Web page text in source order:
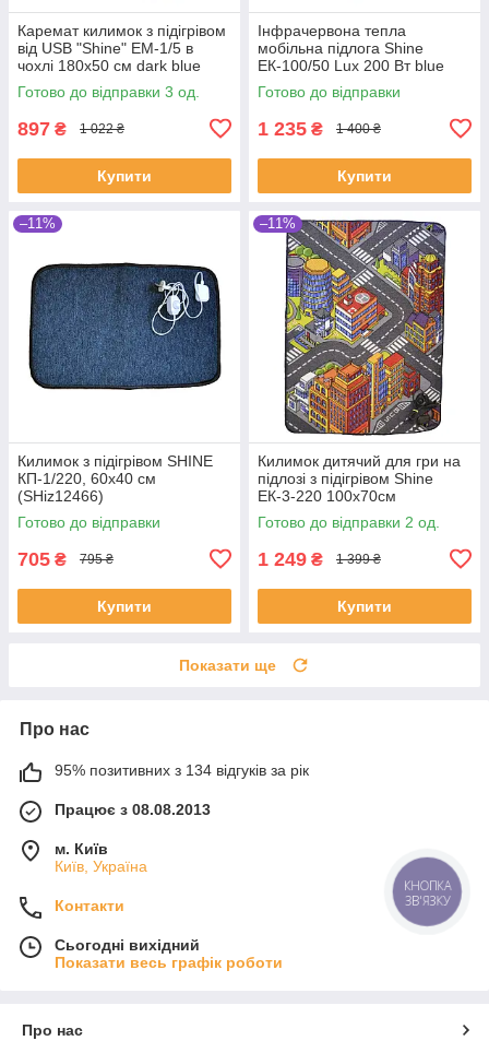
Каремат килимок з підігрівом
від USB "Shine" ЕМ-1/5 в
чохлі 180х50 см dark blue
(SHiz15062)
Готово до відправки 3 од.
897 ₴ 1 022 ₴
Купити
Інфрачервона тепла
мобільна підлога Shine
ЕК-100/50 Lux 200 Вт blue
220 В (SHiz16171)
Готово до відправки
1 235 ₴ 1 400 ₴
Купити
–11%
Килимок з підігрівом SHINE
КП-1/220, 60х40 см
(SHiz12466)
Готово до відправки
705 ₴ 795 ₴
Купити
–11%
Килимок дитячий для гри на
підлозі з підігрівом Shine
ЕК-3-220 100х70см
(SHiz16022)
Готово до відправки 2 од.
1 249 ₴ 1 399 ₴
Купити
Показати ще
Про нас
95% позитивних з 134 відгуків за рік
Працює з 08.08.2013
м. Київ
Київ, Україна
Контакти
Сьогодні вихідний
Показати весь графік роботи
Про нас
КНОПКА
ЗВ'ЯЗКУ